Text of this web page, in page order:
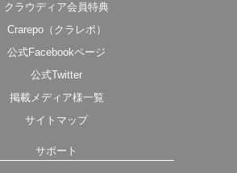
クラウディア会員特典
Crarepo（クラレポ）
公式Facebookページ
公式Twitter
掲載メディア様一覧
サイトマップ
サポート